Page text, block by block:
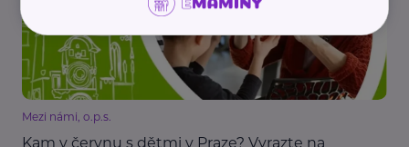
Mezi námi, o.p.s.
Kam v červnu s dětmi v Praze? Vyrazte na